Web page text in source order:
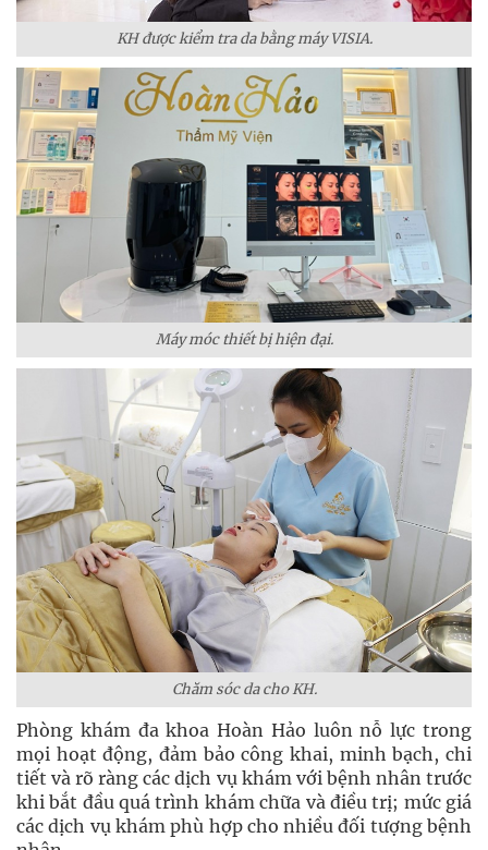
KH được kiểm tra da bằng máy VISIA.
Máy móc thiết bị hiện đại.
Chăm sóc da cho KH.
Phòng khám đa khoa Hoàn Hảo luôn nỗ lực trong
mọi hoạt động, đảm bảo công khai, minh bạch, chi
tiết và rõ ràng các dịch vụ khám với bệnh nhân trước
khi bắt đầu quá trình khám chữa và điều trị; mức giá
các dịch vụ khám phù hợp cho nhiều đối tượng bệnh